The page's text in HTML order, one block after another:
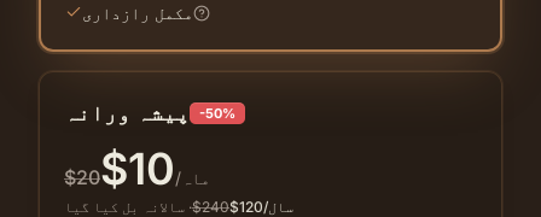
ای کامرس مینیجرپیشہ ورانہ -50%
$20$10 /ماہ
سالانہ بل کیا گیا ·$240$120 /سال
مکمل رازداری